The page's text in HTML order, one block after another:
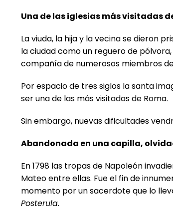
Una de las iglesias más visitadas
La viuda, la hija y la vecina se dieron
la ciudad como un reguero de
compañía de numerosos miembros
Por espacio de tres siglos la santa
ser una de las más visitadas de Roma.
Sin embargo, nuevas dificultades
Abandonada en una capilla,
En 1798 las tropas de Napoleón
Mateo entre ellas. Fue el fin de
momento por un sacerdote que lo
Posterula.